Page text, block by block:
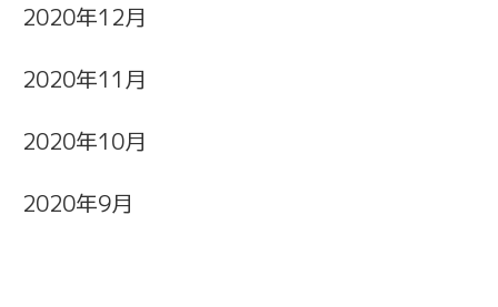
2020年12月
2020年11月
2020年10月
2020年9月